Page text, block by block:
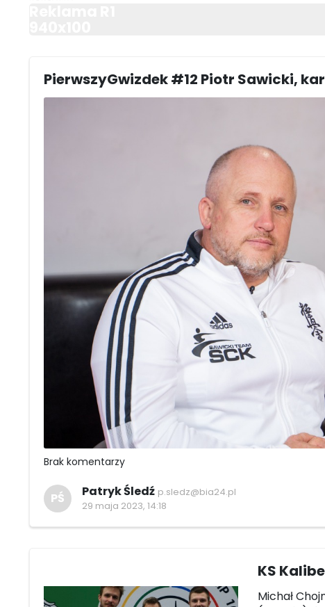
PierwszyGwizdek #12 Piotr Sawicki,
Brak komentarzy
PŚ Patryk Śledź p.sledz@bia24.pl
29 maja 2023, 14:18
KS
Michał